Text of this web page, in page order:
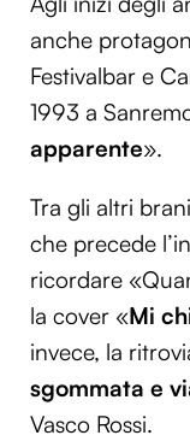
anche
Festivalbar e
1993 a
apparente».
Tra gli altri
che precede
ricordare
la cover «Mi
invece, la
sgommata e
Vasco Rossi.